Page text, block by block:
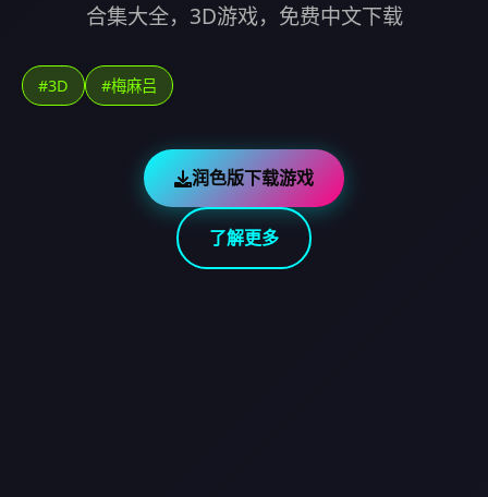
合集大全，3D游戏，免费中文下载
#3D #梅麻吕
润色版下载游戏
了解更多